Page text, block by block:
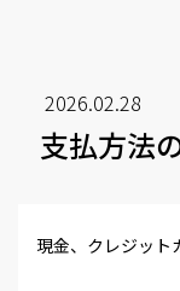
2026.02.28
支払方法
現金、クレジット